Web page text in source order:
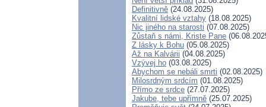
Definitivně (24.08.2025)
Kvalitní lidské vztahy (18.08.2025)
Nic jiného na starosti (07.08.2025)
Zůstaň s námi, Kriste Pane
Z lásky k Bohu (05.08.2025)
Až na Kalvárii (04.08.2025)
Vzývej ho (03.08.2025)
Abychom se nebáli smrti (02.08.2025)
Milosrdným srdcím (01.08.2025)
Přímo ze srdce (27.07.2025)
Jakube, tebe upřímně (25.07.2025)